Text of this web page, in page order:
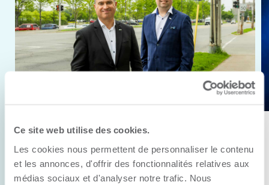
Ce site web utilise des cookies.
Les cookies nous permettent de personnaliser le contenu
et les annonces, d'offrir des fonctionnalités relatives aux
médias sociaux et d'analyser notre trafic. Nous
11 juin 2026
Anick Métivier devient le nouveau
président de la CCI3R